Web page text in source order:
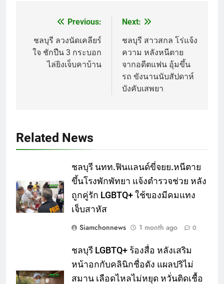
navigation
Previous:
ชลบุรี ลวงนัดเคลียร์
ใจ ชักปืน 3 กระบอก
ไล่ยิงเจ็บคาบ้าน
Next:
ชลบุรี สาวสกล โร่แจ้ง
ความ หลังหนีตาย
จากอดีตแฟน อุ้มขึ้น
รถ ขังนานนับสัปดาห์
บังคับเสพยา
Related News
ชลบุรี นทท.ฟินแลนด์ขี่จยย.หนีตาย
ขึ้นโรงพักพัทยา แจ้งตำรวจช่วย หลัง
ถูกคู่รัก LGBTQ+ ใช้ของมีคมแทง
เจ็บสาหัส
Siamchonnews
1 month ago 0
ชลบุรี LGBTQ+ ร้องสื่อ หลังเสริม
หน้าอกกับคลินิกชื่อดัง แผลปริไม่
สมาน เลือดไหลไม่หยุด หวั่นติดเชื้อ